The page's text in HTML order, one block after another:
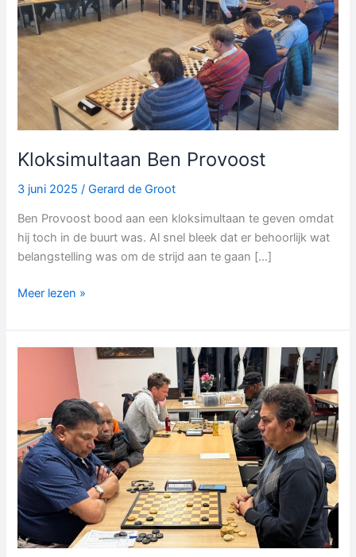
Kloksimultaan Ben Provoost
3 juni 2025 /Gerard de Groot
Ben Provoost bood aan een kloksimultaan te geven omdat
hij toch in de buurt was. Al snel bleek dat er behoorlijk wat
belangstelling was om de strijd aan te gaan […]
Kloksimultaan
Provoost
Meer lezen »